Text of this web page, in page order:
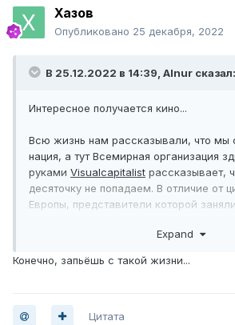
Хазов
Опубликовано 25 декабря, 2022
В 25.12.2022 в 14:39, Alnur сказал:
Интересное получается кино...
Всю жизнь нам рассказывали, что мы
нация, а тут Всемирная организация
руками Visualcapitalist рассказывает,
десяточку не попадаем. В отличие от
Европы, представители которой
Expand
Конечно, запьёшь с такой жизни...
Цитата